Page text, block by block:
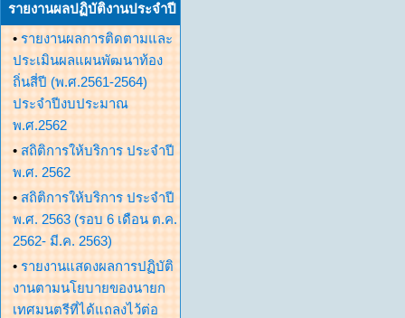
รายงานผลปฏิบัติงานประจำปี
• รายงานผลการติดตามและ
ประเมินผลแผนพัฒนาท้อง
ถิ่นสี่ปี (พ.ศ.2561-2564)
ประจำปีงบประมาณ
พ.ศ.2562
• สถิติการให้บริการ ประจำปี
พ.ศ. 2562
• สถิติการให้บริการ ประจำปี
พ.ศ. 2563 (รอบ 6 เดือน ต.ค.
2562- มี.ค. 2563)
• รายงานแสดงผลการปฏิบัติ
งานตามนโยบายของนายก
เทศมนตรีที่ได้แถลงไว้ต่อ